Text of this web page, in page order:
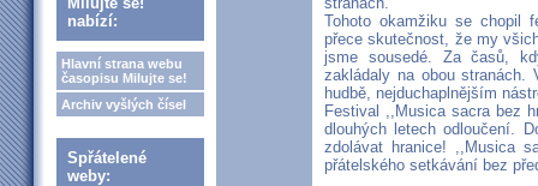
nabízí:
Hlavní strana webu
časopisu Milujte se!
Archiv vyšlých čísel
Spřátelené
weby:
Tohoto okamžiku se chopil
přece skutečnost, že my
jsme sousedé. Za časů,
zakládaly na obou
hudbě, nejduchaplnějším
Festival ,,Musica sacra bez
dlouhých letech odloučení.
zdolávat hranice! ,,Musica
přátelského setkávání bez